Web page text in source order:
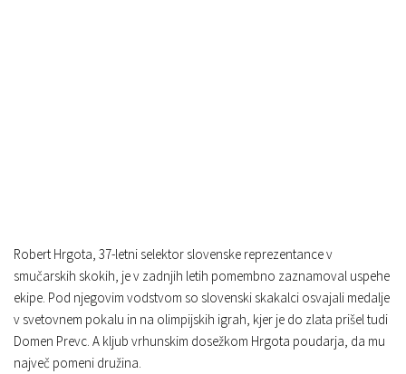
Robert Hrgota, 37-letni selektor slovenske reprezentance v
smučarskih skokih, je v zadnjih letih pomembno zaznamoval uspehe
ekipe. Pod njegovim vodstvom so slovenski skakalci osvajali medalje
v svetovnem pokalu in na olimpijskih igrah, kjer je do zlata prišel tudi
Domen Prevc. A kljub vrhunskim dosežkom Hrgota poudarja, da mu
največ pomeni družina.